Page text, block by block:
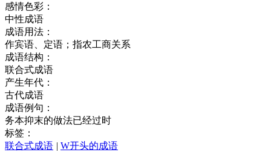
感情色彩：
中性成语
成语用法：
作宾语、定语；指农工商关系
成语结构：
联合式成语
产生年代：
古代成语
成语例句：
务本抑末的做法已经过时
标签：
联合式成语 | W开头的成语